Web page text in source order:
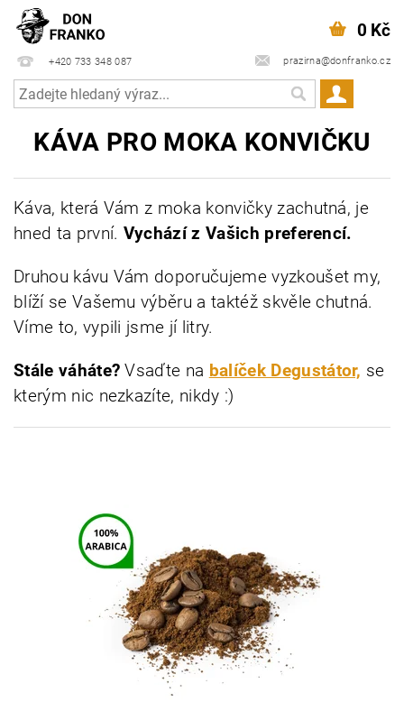
+420 733 348 087 prazirna@donfranko.cz
0 Kč
KÁVA PRO MOKA KONVIČKU
Káva, která Vám z moka konvičky zachutná, je
hned ta první. Vychází z Vašich preferencí.
Druhou kávu Vám doporučujeme vyzkoušet my,
blíží se Vašemu výběru a taktéž skvěle chutná.
Víme to, vypili jsme jí litry.
Stále váháte? Vsaďte na balíček Degustátor, se
kterým nic nezkazíte, nikdy :)